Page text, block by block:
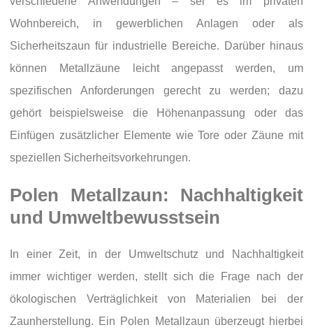
Wohnbereich, in gewerblichen Anlagen oder als
Sicherheitszaun für industrielle Bereiche. Darüber hinaus
können Metallzäune leicht angepasst werden, um
spezifischen Anforderungen gerecht zu werden; dazu
gehört beispielsweise die Höhenanpassung oder das
Einfügen zusätzlicher Elemente wie Tore oder Zäune mit
speziellen Sicherheitsvorkehrungen.
Polen Metallzaun: Nachhaltigkeit
und Umweltbewusstsein
In einer Zeit, in der Umweltschutz und Nachhaltigkeit
immer wichtiger werden, stellt sich die Frage nach der
ökologischen Verträglichkeit von Materialien bei der
Zaunherstellung. Ein Polen Metallzaun überzeugt hierbei